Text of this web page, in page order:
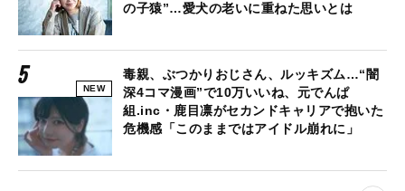
の子猿”…愛犬の老いに重ねた思いとは
NEW
毒親、ぶつかりおじさん、ルッキズム…“闇
深4コマ漫画”で10万いいね、元でんぱ
組.inc・鹿目凛がセカンドキャリアで抱いた
危機感「このままではアイドル崩れに」